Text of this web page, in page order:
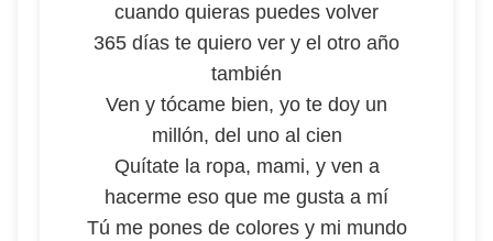
cuando quieras puedes volver
365 días te quiero ver y el otro año
también
Ven y tócame bien, yo te doy un
millón, del uno al cien
Quítate la ropa, mami, y ven a
hacerme eso que me gusta a mí
Tú me pones de colores y mi mundo